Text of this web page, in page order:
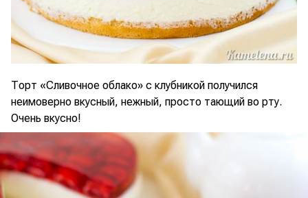
Торт «Сливочное облако» с клубникой получился
неимоверно вкусный, нежный, просто тающий во рту.
Очень вкусно!